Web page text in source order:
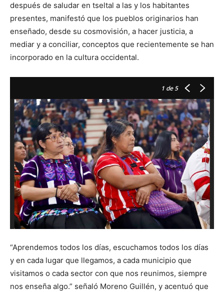
después de saludar en tseltal a las y los habitantes
presentes, manifestó que los pueblos originarios han
enseñado, desde su cosmovisión, a hacer justicia, a
mediar y a conciliar, conceptos que recientemente se han
incorporado en la cultura occidental.
1 de 5
“Aprendemos todos los días, escuchamos todos los días
y en cada lugar que llegamos, a cada municipio que
visitamos o cada sector con que nos reunimos, siempre
nos enseña algo.” señaló Moreno Guillén, y acentuó que